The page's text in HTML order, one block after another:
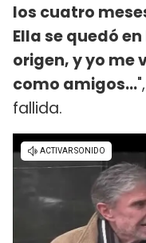
los cuatro
Ella se quedó
origen, y yo me
como amigos...
fallida.